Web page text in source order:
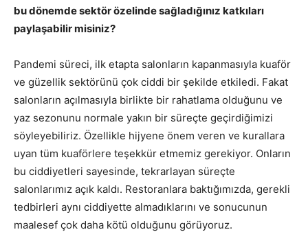
bu dönemde sektör özelinde sağladığınız katkıları
paylaşabilir misiniz?
Pandemi süreci, ilk etapta salonların kapanmasıyla kuaför
ve güzellik sektörünü çok ciddi bir şekilde etkiledi. Fakat
salonların açılmasıyla birlikte bir rahatlama olduğunu ve
yaz sezonunu normale yakın bir süreçte geçirdiğimizi
söyleyebiliriz. Özellikle hijyene önem veren ve kurallara
uyan tüm kuaförlere teşekkür etmemiz gerekiyor. Onların
bu ciddiyetleri sayesinde, tekrarlayan süreçte
salonlarımız açık kaldı. Restoranlara baktığımızda, gerekli
tedbirleri aynı ciddiyette almadıklarını ve sonucunun
maalesef çok daha kötü olduğunu görüyoruz.